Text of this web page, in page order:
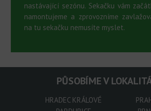
nastávající sezónu. Sekačku vám
namontujeme a zprovozníme
na tu sekačku nemusíte myslet.
PŮSOBÍME V
HRADEC KRÁLOVÉ